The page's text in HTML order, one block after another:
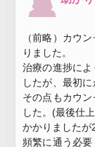
（前略）カウ
りました。
治療の進捗に
したが、最初
その点もカウ
した。(最後仕
かかりましたが
頻繁に通う必